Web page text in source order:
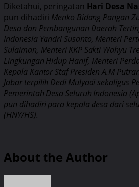
Diketahui, peringatan Hari Desa
pun dihadiri Menko Bidang Pangan
Desa dan Pembangunan Daerah
Indonesia Yandri Susanto, Menteri
Sulaiman, Menteri KKP Sakti Wahyu
Lingkungan Hidup Hanif, Menteri
Kepala Kantor Staf Presiden A.M
Jabar terpilih Dedi Mulyadi sekaligus
Pemerintah Desa Seluruh Indonesia
pun dihadiri para kepala desa dari
(HNY/HS).
About the Author